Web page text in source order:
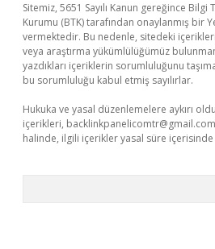
Sitemiz, 5651 Sayılı Kanun gereğince
Kurumu (BTK) tarafından onaylanmış bir
vermektedir. Bu nedenle, sitedeki
veya araştırma yükümlülüğümüz
yazdıkları içeriklerin sorumluluğunu
bu sorumluluğu kabul etmiş sayılırlar.
Hukuka ve yasal düzenlemelere aykırı
içerikleri, backlinkpanelicomtr@gmail.com
halinde, ilgili içerikler yasal süre içerisinde